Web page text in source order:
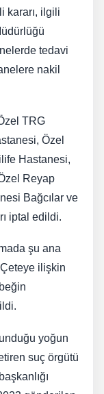
kararı, ilgili
tedavi
nakil
TRG
Özel
Hastanesi,
Reyap
Bağcılar ve
iptal edildi.
şu ana
ilişkin
yoğun
suç örgütü